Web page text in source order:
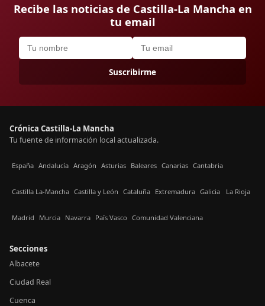
Recibe las noticias de Castilla-La Mancha en
tu email
Suscribirme
Crónica Castilla-La Mancha
Tu fuente de información local actualizada.
España Andalucía Aragón Asturias Baleares Canarias Cantabria
Castilla La-Mancha Castilla y León Cataluña Extremadura Galicia La Rioja
Madrid Murcia Navarra País Vasco Comunidad Valenciana
Secciones
Albacete
Ciudad Real
Cuenca